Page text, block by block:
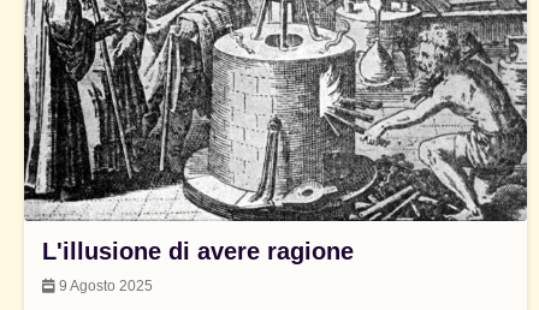
L'illusione di avere ragione
9 Agosto 2025